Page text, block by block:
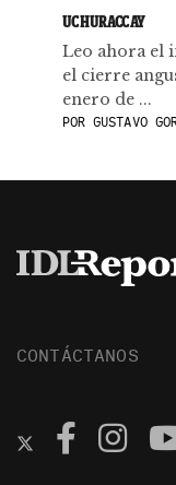
UCHURACCAY
Leo ahora el
el cierre
enero de ...
POR GUSTAVO
CONTÁCTANOS